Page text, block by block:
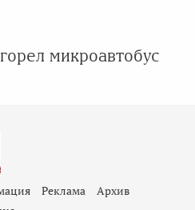
микроавтобус
Реклама
Архив